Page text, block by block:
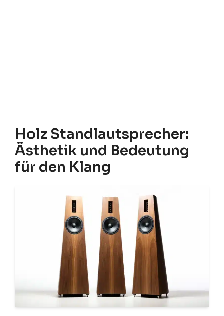
Holz Standlautsprecher:
Ästhetik und Bedeutung
für den Klang